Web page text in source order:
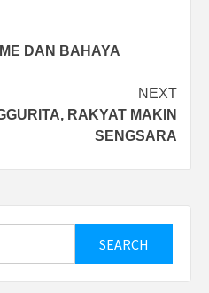
DAN BAHAYA
NEXT
RAKYAT MAKIN
SENGSARA